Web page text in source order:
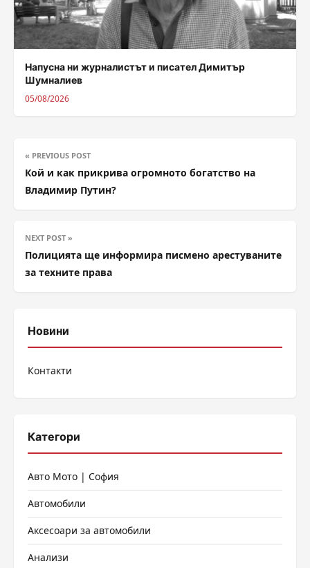
Напусна ни журналистът и писател Димитър
Шумналиев
05/08/2026
« PREVIOUS POST
Кой и как прикрива огромното богатство на
Владимир Путин?
NEXT POST »
Полицията ще информира писмено арестуваните
за техните права
Новини
Контакти
Категори
Авто Мото | София
Автомобили
Аксесоари за автомобили
Анализи